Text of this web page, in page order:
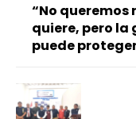
“No
quiere, pero la
puede